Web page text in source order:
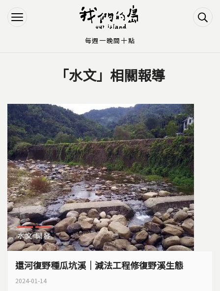
Jump to Navigation
Jump to Main content
「水文」相關報導
水文 開發
還河復野種瓜坑溪｜減法工程修復野溪生態
2024-01-14
每週一晚間十點